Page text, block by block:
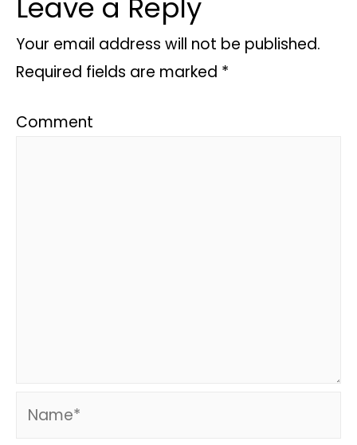
Leave a Reply
Your email address will not be published.
Required fields are marked *
Comment